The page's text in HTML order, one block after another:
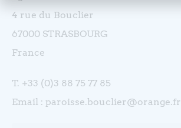
4 rue du Bouclier
67000 STRASBOURG
France
T. +33 (0)3 88 75 77 85
Email : paroisse.bouclier@orange.fr